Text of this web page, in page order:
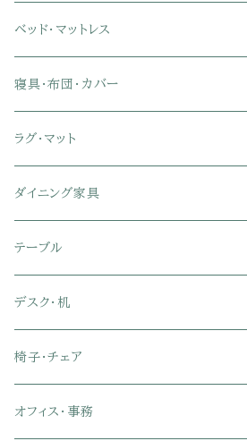
カウチソファ・コーナーソファ
リクライニングソファ
スツール・オットマン
クッションソファ
革・レザー・合皮ソファ
布張り・ファブリックソファ
ソファカバー
座椅子カバー
ポケットコイル座椅子
ハンガーラック
ラック・シェルフ
スチールラック・メタルラック
衣装ケース・壁面収納・ワードローブ
キャビネット・サイドボード
ランドリー・トイレ収納
玄関収納
突っ張り棚・突っ張りラック
ミドルタイプテレビ台
ロータイプテレビ台
コーナーテレビ台
伸縮テレビ台
テレビスタンド
サイドチェスト
幅90cm以下テレビ台
幅91～120cmテレビ台
食器棚・キッチンボード
レンジ台
キッチンワゴン
キッチンカウンター
キッチンラック・冷蔵庫ラック
隙間収納
キッチンマット
キッチン用品
ベッド・マットレス
ローベッド
セミシングル
シングル
収納付きベッド
セミシングル
シングル
パネルベッド
セミシングル
シングル
すのこベッド
セミシングル
シングル
脚付きマットレス
セミシングル
シングル
パイプベッド
ロフトベッド
寝具・布団・カバー
掛け布団
敷き布団
布団セット
枕
タオルケット・ガーゼケット
ブランケット・毛布
ラグ・マット
ラグ・カーペット
玄関マット
キッチンマット
フローリングマット
ジョイントマット
ダイニング家具
ダイニングテーブル
ダイニングチェア・ベンチ
ダイニングテーブルセット
2人用ダイニングテーブルセット
テーブル
サイドテーブル
ウッドテーブル
センターテーブル
デスク・机
パソコン・オフィスデスク
L字デスク
椅子・チェア
ダイニングチェア・ベンチ
オフィス・事務